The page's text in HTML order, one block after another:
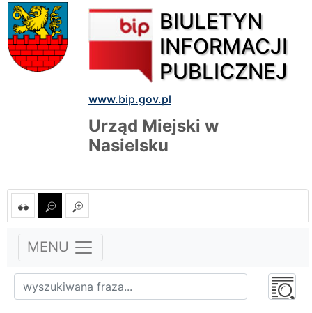
BIULETYN
INFORMACJI
PUBLICZNEJ
www.bip.gov.pl
Urząd Miejski w
Nasielsku
MENU